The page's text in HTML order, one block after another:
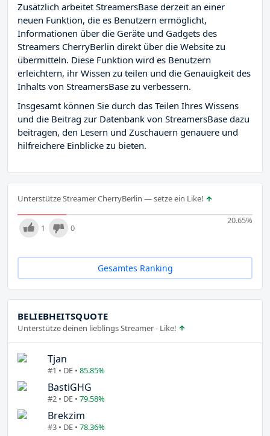
Zusätzlich arbeitet StreamersBase derzeit an einer
neuen Funktion, die es Benutzern ermöglicht,
Informationen über die Geräte und Gadgets des
Streamers CherryBerlin direkt über die Website zu
übermitteln. Diese Funktion wird es Benutzern
erleichtern, ihr Wissen zu teilen und die Genauigkeit des
Inhalts von StreamersBase zu verbessern.
Insgesamt können Sie durch das Teilen Ihres Wissens
und die Beitrag zur Datenbank von StreamersBase dazu
beitragen, den Lesern und Zuschauern genauere und
hilfreichere Einblicke zu bieten.
Unterstütze Streamer CherryBerlin — setze ein Like!
20.65%
1 0
Gesamtes Ranking
BELIEBHEITSQUOTE
Unterstütze deinen lieblings Streamer - Like!
Tjan
#1 • DE • 85.85%
BastiGHG
#2 • DE • 79.58%
Brekzim
#3 • DE • 78.36%